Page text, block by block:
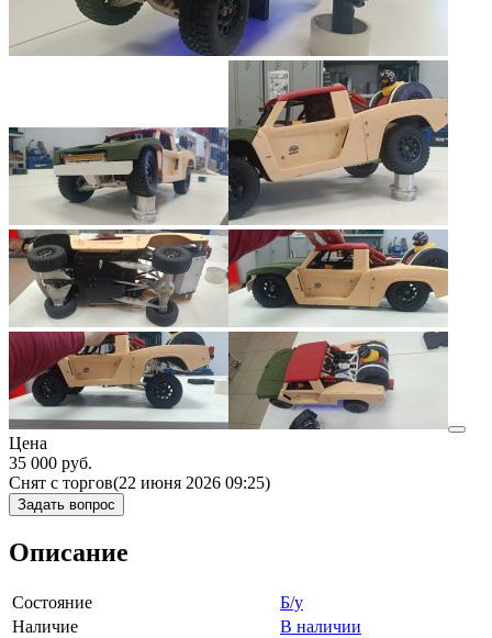
Цена
35 000 руб.
Снят с торгов(22 июня 2026 09:25)
Задать вопрос
Описание
Состояние
Б/у
Наличие
В наличии